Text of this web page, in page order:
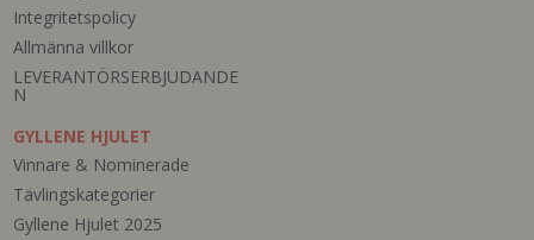
Integritetspolicy
Allmänna villkor
LEVERANTÖRSERBJUDANDE
N
GYLLENE HJULET
Vinnare & Nominerade
Tävlingskategorier
Gyllene Hjulet 2025